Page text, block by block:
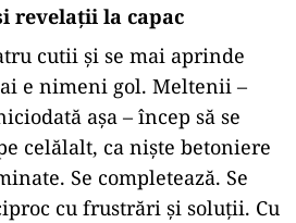
revelații la capac
cutii și se mai aprinde
e nimeni gol. Meltenii –
așa – încep să se
celălalt, ca niște betoniere
Se completează. Se
cu frustrări și soluții. Cu